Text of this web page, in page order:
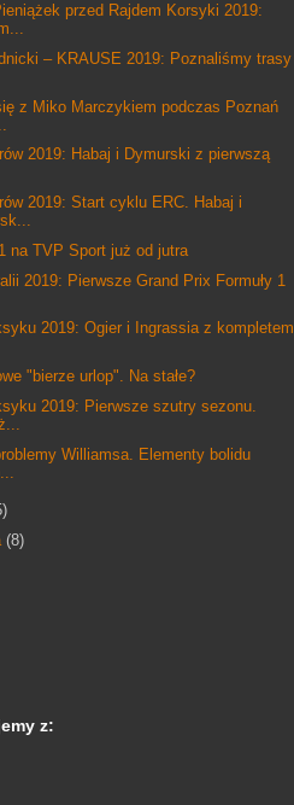
przed Rajdem Korsyki 2019:
– KRAUSE 2019: Poznaliśmy trasy
z Miko Marczykiem podczas Poznań
2019: Habaj i Dymurski z pierwszą
2019: Start cyklu ERC. Habaj i
1 na TVP Sport już od jutra
2019: Pierwsze Grand Prix Formuły 1
2019: Ogier i Ingrassia z kompletem
"bierze urlop". Na stałe?
2019: Pierwsze szutry sezonu.
Williamsa. Elementy bolidu
(8)
z: